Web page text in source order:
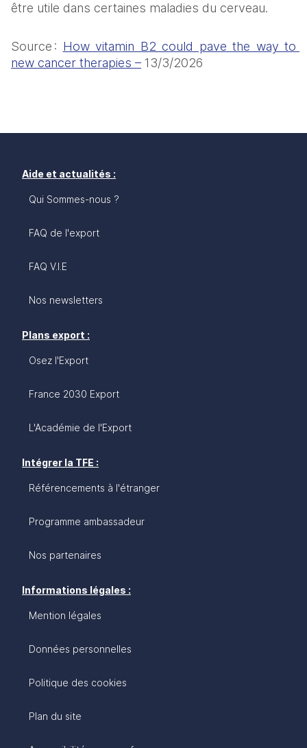
être utile dans certaines maladies du cerveau.
Source : How vitamin B2 could pave the way to
new cancer therapies – 13/3/2026
Aide et actualités :
Qui Sommes-nous ?
FAQ de l'export
FAQ V.I.E
Nos newsletters
Plans export :
Osez l'Export
France 2030 Export
L'Académie de l'Export
Intégrer la TFE :
Référencements à l'étranger
Programme ambassadeur
Nos partenaires
Informations légales :
Mention légales
Données personnelles
Politique des cookies
Plan du site